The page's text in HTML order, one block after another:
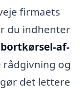
firmaets
du indhenter
bortkørsel-af-
rådgivning og
det lettere